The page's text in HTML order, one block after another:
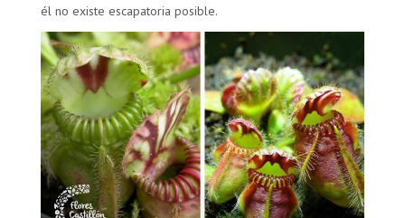
él no existe escapatoria posible.